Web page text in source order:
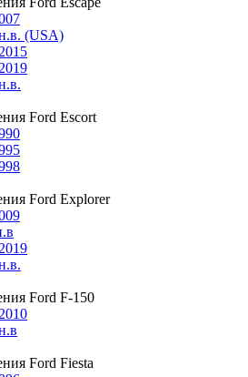
(USA)
Ford Escort
Ford Explorer
Ford F-150
Ford Fiesta